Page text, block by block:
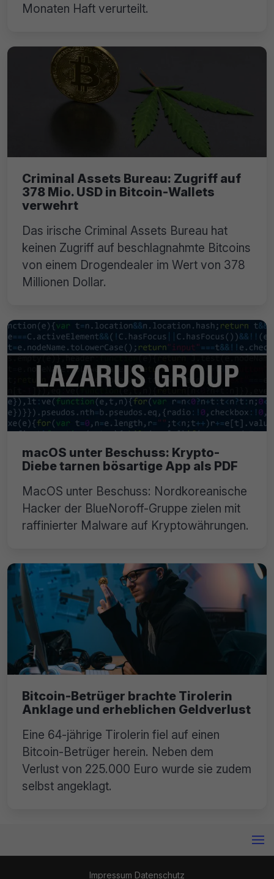
Monaten Haft verurteilt.
Criminal Assets Bureau: Zugriff auf
378 Mio. USD in Bitcoin-Wallets
verwehrt
Das irische Criminal Assets Bureau hat
keinen Zugriff auf beschlagnahmte Bitcoins
von einem Drogendealer im Wert von 378
Millionen Dollar.
macOS unter Beschuss: Krypto-
Diebe tarnen bösartige App als PDF
MacOS unter Beschuss: Nordkoreanische
Hacker der BlueNoroff-Gruppe zielen mit
raffinierter Malware auf Kryptowährungen.
Bitcoin-Betrüger brachte Tirolerin
Anklage und erheblichen Geldverlust
Eine 64-jährige Tirolerin fiel auf einen
Bitcoin-Betrüger herein. Neben dem
Verlust von 225.000 Euro wurde sie zudem
selbst angeklagt.
Impressum Datenschutz